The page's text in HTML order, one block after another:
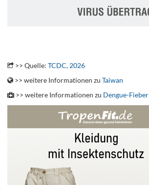
>> Quelle: TCDC, 2026
>> weitere Informationen zu Taiwan
>> weitere Informationen zu Dengue-Fieber